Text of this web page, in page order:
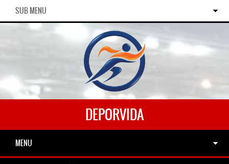
SUB MENU
DEPORVIDA
MENU